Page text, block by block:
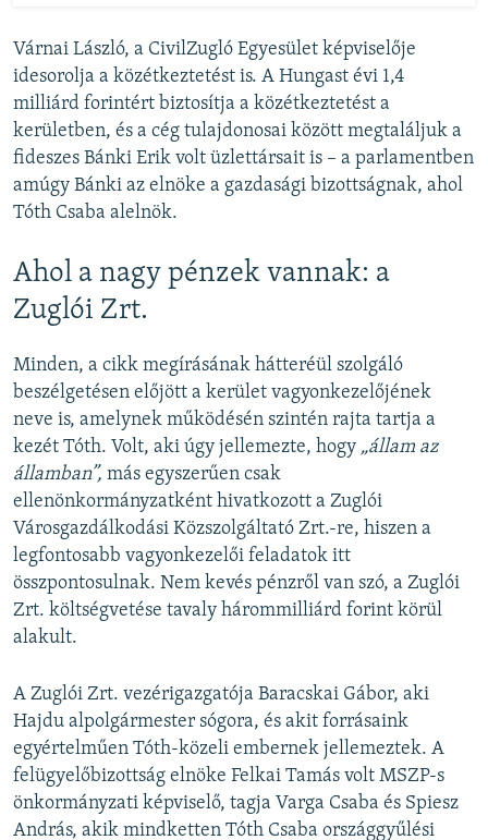
Várnai László, a CivilZugló Egyesület képviselője
idesorolja a közétkeztetést is. A Hungast évi 1,4
milliárd forintért biztosítja a közétkeztetést a
kerületben, és a cég tulajdonosai között megtaláljuk a
fideszes Bánki Erik volt üzlettársait is – a parlamentben
amúgy Bánki az elnöke a gazdasági bizottságnak, ahol
Tóth Csaba alelnök.
Ahol a nagy pénzek vannak: a
Zuglói Zrt.
Minden, a cikk megírásának hátteréül szolgáló
beszélgetésen előjött a kerület vagyonkezelőjének
neve is, amelynek működésén szintén rajta tartja a
kezét Tóth. Volt, aki úgy jellemezte, hogy „állam az
államban”, más egyszerűen csak
ellenönkormányzatként hivatkozott a Zuglói
Városgazdálkodási Közszolgáltató Zrt.-re, hiszen a
legfontosabb vagyonkezelői feladatok itt
összpontosulnak. Nem kevés pénzről van szó, a Zuglói
Zrt. költségvetése tavaly hárommilliárd forint körül
alakult.
A Zuglói Zrt. vezérigazgatója Baracskai Gábor, aki
Hajdu alpolgármester sógora, és akit forrásaink
egyértelműen Tóth-közeli embernek jellemeztek. A
felügyelőbizottság elnöke Felkai Tamás volt MSZP-s
önkormányzati képviselő, tagja Varga Csaba és Spiesz
András, akik mindketten Tóth Csaba országgyűlési